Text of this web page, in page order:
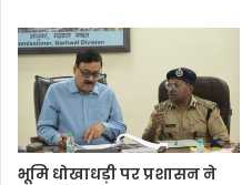
भूमि धोखाधड़ी पर प्रशासन ने